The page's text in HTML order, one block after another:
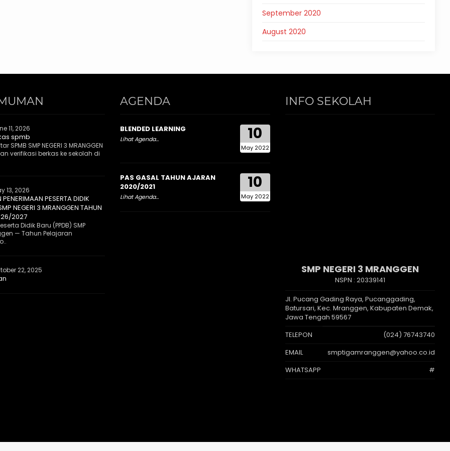
September 2020
August 2020
11, 2026
spmb
SPMB SMP NEGERI 3 MRANGGEN
verifikasi berkas ke sekolah di
13, 2026
PESERTA DIDIK
NEGERI 3 MRANGGEN TAHUN
2027
Didik Baru (PPDB) SMP
— Tahun Pelajaran
22, 2025
AGENDA
10
May 2022
BLENDED LEARNING
Lihat Agenda...
10
May 2022
PAS GASAL TAHUN AJARAN
2020/2021
Lihat Agenda...
INFO SEKOLAH
SMP NEGERI 3 MRANGGEN
NSPN : 20339141
Jl. Pucang Gading Raya, Pucanggading,
Batursari, Kec. Mranggen, Kabupaten Demak,
Jawa Tengah 59567
TELEPON
(024) 76743740
EMAIL
smptigamranggen@yahoo.co.id
WHATSAPP
#